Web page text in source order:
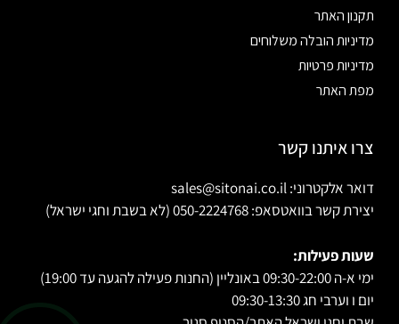
תקנון האתר
מדיניות הובלה משלוחים
מדיניות פרטיות
מפת האתר
צרו איתנו קשר
דואר אלקטרוני: sales@sitonai.co.il
יצירת קשר בוואטסאפ: 050-2224768 (לא בשבת וחגי ישראל)
שעות פעילות:
ימי א-ה 09:30-22:00 באונליין (החנות פעילה להגעה עד 19:00)
יום ו וערבי חג 09:30-13:30